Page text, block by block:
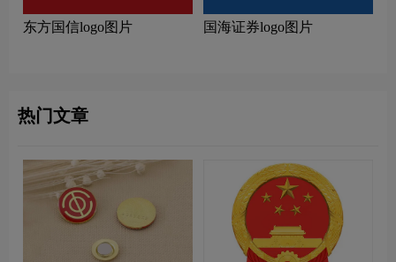
东方国信logo图片 国海证券logo图片
热门文章